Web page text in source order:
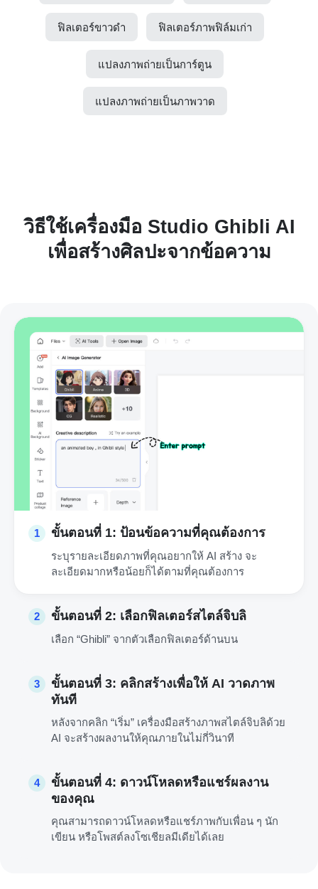
ฟิลเตอร์ขาวดำ ฟิลเตอร์ภาพฟิล์มเก่า
แปลงภาพถ่ายเป็นการ์ตูน
แปลงภาพถ่ายเป็นภาพวาด
วิธีใช้เครื่องมือ Studio Ghibli AI
เพื่อสร้างศิลปะจากข้อความ
1 ขั้นตอนที่ 1: ป้อนข้อความที่คุณต้องการ
ระบุรายละเอียดภาพที่คุณอยากให้ AI สร้าง จะ
ละเอียดมากหรือน้อยก็ได้ตามที่คุณต้องการ
2 ขั้นตอนที่ 2: เลือกฟิลเตอร์สไตล์จิบลิ
เลือก “Ghibli” จากตัวเลือกฟิลเตอร์ด้านบน
3
ขั้นตอนที่ 3: คลิกสร้างเพื่อให้ AI วาดภาพ
ทันที
หลังจากคลิก “เริ่ม” เครื่องมือสร้างภาพสไตล์จิบลิด้วย
AI จะสร้างผลงานให้คุณภายในไม่กี่วินาที
4
ขั้นตอนที่ 4: ดาวน์โหลดหรือแชร์ผลงาน
ของคุณ
คุณสามารถดาวน์โหลดหรือแชร์ภาพกับเพื่อน ๆ นัก
เขียน หรือโพสต์ลงโซเชียลมีเดียได้เลย